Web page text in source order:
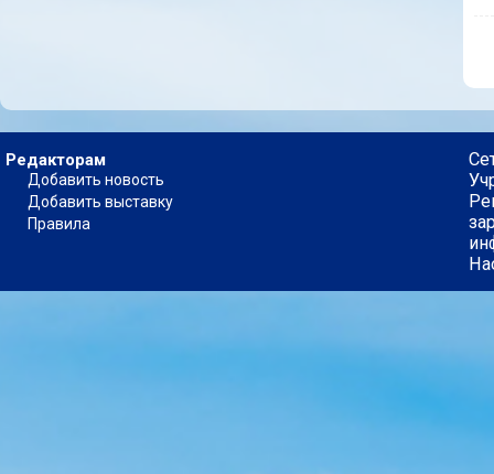
Редакторам
Добавить новость
Добавить выставку
Правила